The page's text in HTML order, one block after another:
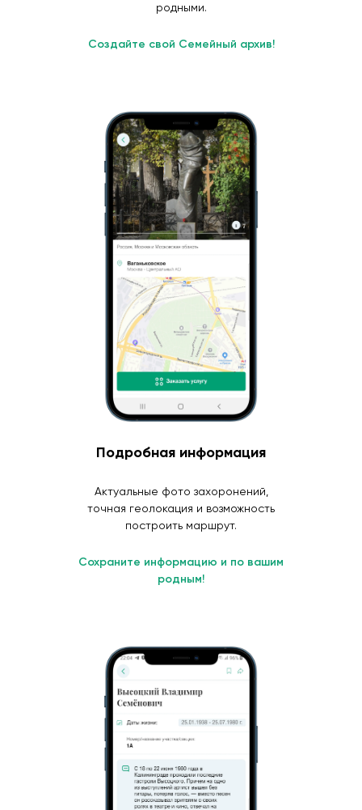
родными.
Создайте свой Семейный архив!
Подробная информация
Актуальные фото захоронений,
точная геолокация и возможность
построить маршрут.
Сохраните информацию и по вашим
родным!